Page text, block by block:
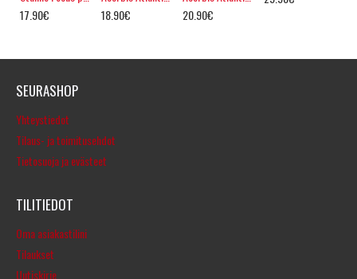
17.90€
18.90€
20.90€
SEURASHOP
Yhteystiedot
Tilaus- ja toimitusehdot
Tietosuoja ja evästeet
TILITIEDOT
Oma asiakastilini
Tilaukset
Uutiskirje